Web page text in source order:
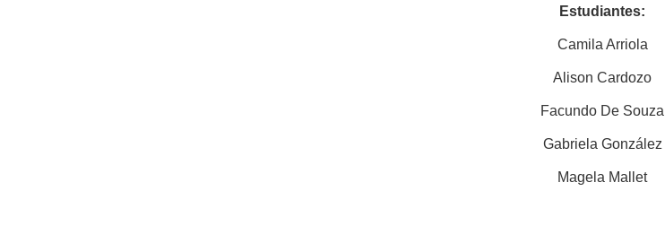
Estudiantes:
Camila Arriola
Alison Cardozo
Facundo De Souza
Gabriela González
Magela Mallet